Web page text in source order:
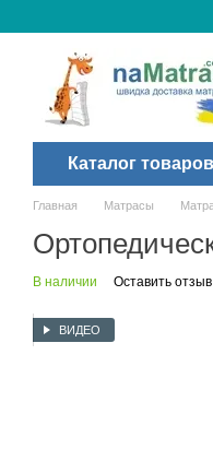
Каталог товаров
Главная Матрасы
В наличии Оставить отзыв
ВИДЕО